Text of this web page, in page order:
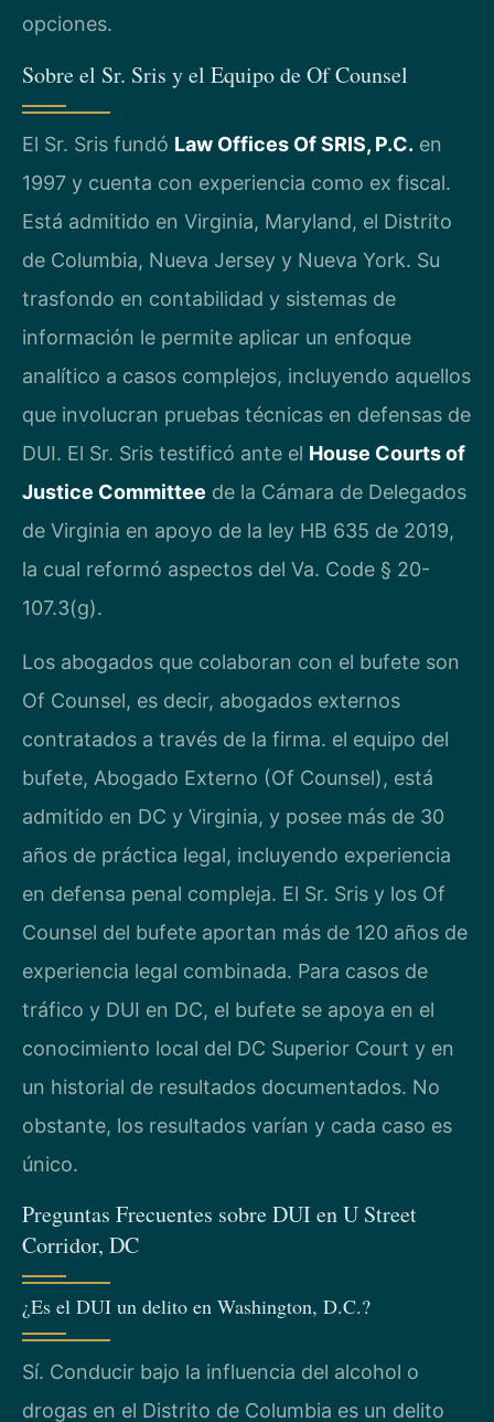
opciones.
Sobre el Sr. Sris y el Equipo de Of Counsel
El Sr. Sris fundó Law Offices Of SRIS, P.C. en
1997 y cuenta con experiencia como ex fiscal.
Está admitido en Virginia, Maryland, el Distrito
de Columbia, Nueva Jersey y Nueva York. Su
trasfondo en contabilidad y sistemas de
información le permite aplicar un enfoque
analítico a casos complejos, incluyendo aquellos
que involucran pruebas técnicas en defensas de
DUI. El Sr. Sris testificó ante el House Courts of
Justice Committee de la Cámara de Delegados
de Virginia en apoyo de la ley HB 635 de 2019,
la cual reformó aspectos del Va. Code § 20-
107.3(g).
Los abogados que colaboran con el bufete son
Of Counsel, es decir, abogados externos
contratados a través de la firma. el equipo del
bufete, Abogado Externo (Of Counsel), está
admitido en DC y Virginia, y posee más de 30
años de práctica legal, incluyendo experiencia
en defensa penal compleja. El Sr. Sris y los Of
Counsel del bufete aportan más de 120 años de
experiencia legal combinada. Para casos de
tráfico y DUI en DC, el bufete se apoya en el
conocimiento local del DC Superior Court y en
un historial de resultados documentados. No
obstante, los resultados varían y cada caso es
único.
Preguntas Frecuentes sobre DUI en U Street
Corridor, DC
¿Es el DUI un delito en Washington, D.C.?
Sí. Conducir bajo la influencia del alcohol o
drogas en el Distrito de Columbia es un delito